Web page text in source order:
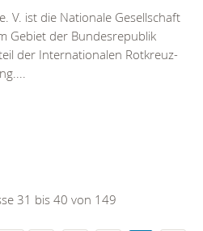
V. ist die Nationale Gesellschaft
Gebiet der Bundesrepublik
der Internationalen Rotkreuz-
31 bis 40 von 149